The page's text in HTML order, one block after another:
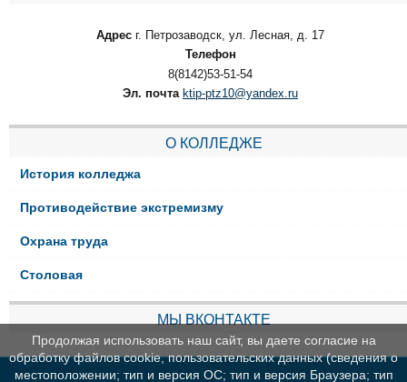
Адрес г. Петрозаводск, ул. Лесная, д. 17
Телефон
8(8142)53-51-54
Эл. почта ktip-ptz10@yandex.ru
О КОЛЛЕДЖЕ
История колледжа
Противодействие экстремизму
Охрана труда
Столовая
МЫ ВКОНТАКТЕ
Продолжая использовать наш сайт, вы даете согласие на
обработку файлов cookie, пользовательских данных (сведения о
местоположении; тип и версия ОС; тип и версия Браузера; тип